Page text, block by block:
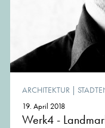
ARCHITEKTUR |
19. April 2018
Werk4 -